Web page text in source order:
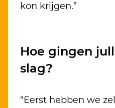
kon krijgen.”
Hoe gingen
slag?
“Eerst hebben we